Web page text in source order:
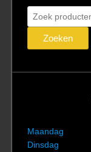
Zoeken
naar:
Zoeken
Maandag
Dinsdag